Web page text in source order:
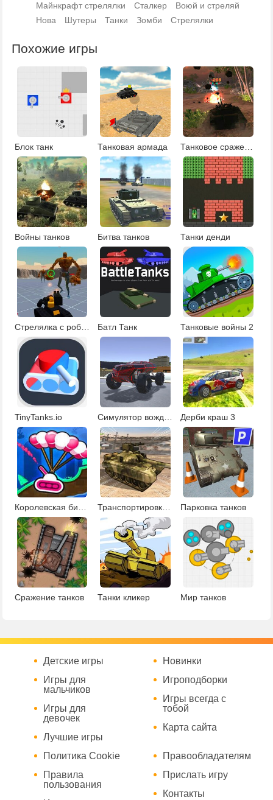
Майнкрафт стрелялки
Сталкер
Воюй и стреляй
Нова
Шутеры Танки Зомби Стрелялки
Похожие игры
Блок танк Танковая армада Танковое сражение в джунглях
Войны танков Битва танков Танки денди
Стрелялка с роботами Батл Танк Танковые войны 2
TinyTanks.io Дерби краш 3
Транспортировка военной техники Парковка танков
Сражение танков Танки кликер Мир танков
Детские игры
Игры для
мальчиков
Игры для
девочек
Лучшие игры
Новинки
Игроподборки
Игры всегда с
тобой
Карта сайта
Политика Cookie
Правила
пользования
Правообладателям
Прислать игру
Контакты